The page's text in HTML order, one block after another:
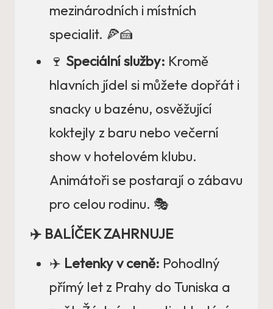
mezinárodních i místních
specialit. 🍕🍰
🍷 Speciální služby: Kromě
hlavních jídel si můžete dopřát i
snacky u bazénu, osvěžující
koktejly z baru nebo večerní
show v hotelovém klubu.
Animátoři se postarají o zábavu
pro celou rodinu. 🎭
✈️ BALÍČEK ZAHRNUJE
✈️ Letenky v ceně: Pohodlný
přímý let z Prahy do Tuniska a